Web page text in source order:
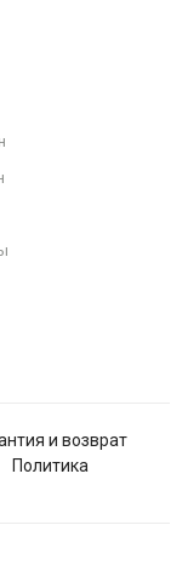
и возврат
Политика